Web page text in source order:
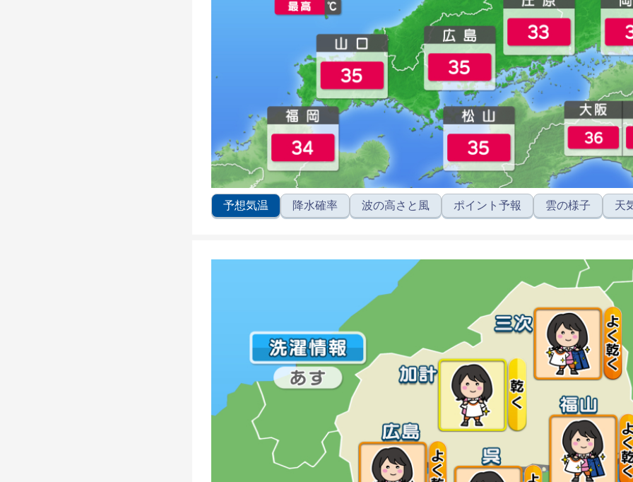
予想気温 降水確率 波の高さと風 ポイント予報 雲の様子 天